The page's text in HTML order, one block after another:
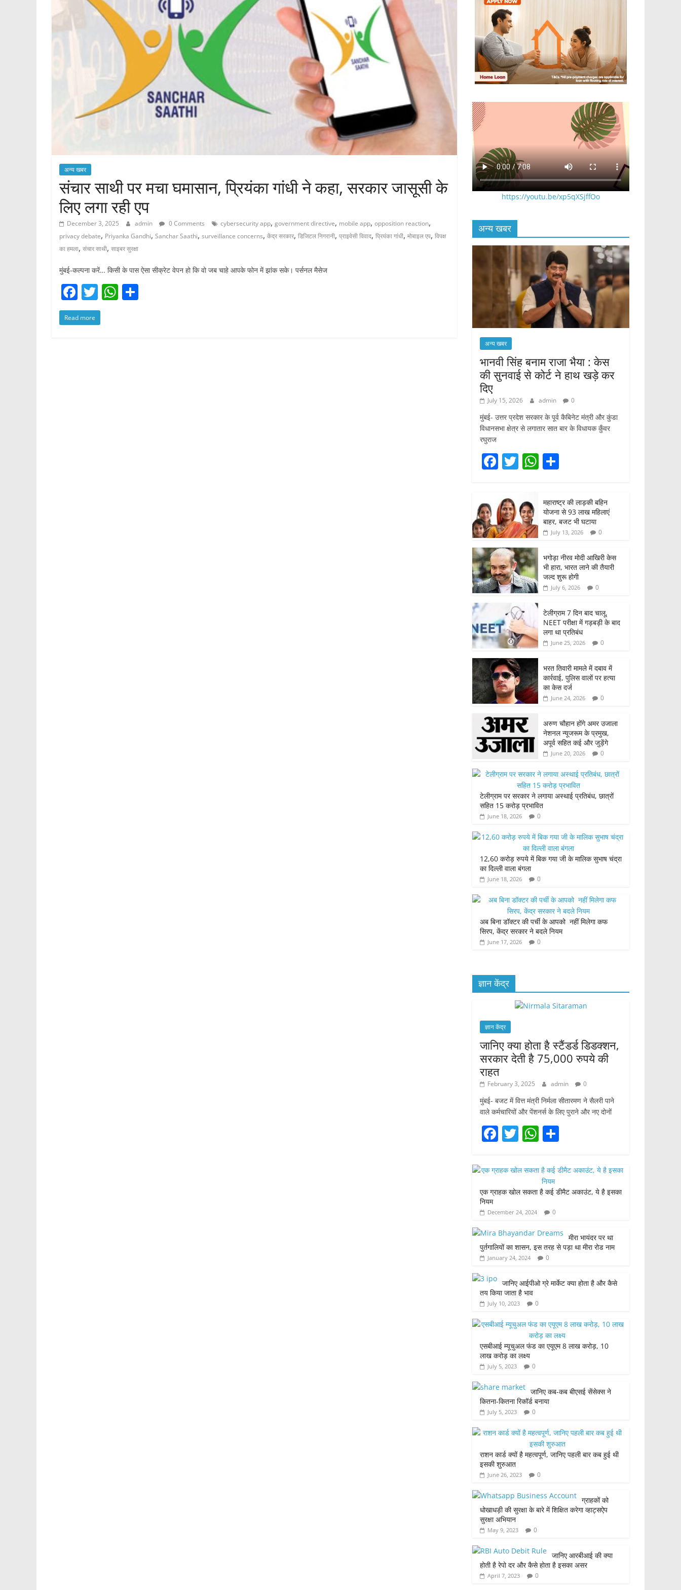
अन्य खबर
संचार साथी पर मचा घमासान, प्रियंका गांधी ने कहा, सरकार जासूसी के
लिए लगा रही एप
December 3, 2025 admin 0 Comments cybersecurity app, government directive, mobile app, opposition reaction,
privacy debate, Priyanka Gandhi, Sanchar Saathi, surveillance concerns, केंद्र सरकार, डिजिटल निगरानी, प्राइवेसी विवाद, प्रियंका गांधी, मोबाइल एप, विपक्ष
का हमला, संचार साथी, साइबर सुरक्षा
मुंबई-कल्पना करें… किसी के पास ऐसा सीक्रेट वेपन हो कि वो जब चाहे आपके फोन में झांक सके। पर्सनल मैसेज
F
a
c
T
w
itt
W
Read more
https://youtu.be/xp5qXSjffOo
अन्य खबर
अन्य खबर
भानवी सिंह बनाम राजा भैया : केस
की सुनवाई से कोर्ट ने हाथ खड़े कर
दिए
July 15, 2026 admin 0
मुंबई- उत्तर प्रदेश सरकार के पूर्व कैबिनेट मंत्री और कुंडा
विधानसभा क्षेत्र से लगातार सात बार के विधायक कुँवर
रघुराज
F
c
e
b
o
o
k
T
er
W
s
A
p
p
ar
e
महाराष्ट्र की लाड़की बहिन
योजना से 93 लाख महिलाएं
बाहर, बजट भी घटाया
July 13, 2026 0
भगोड़ा नीरव मोदी आखिरी केस
भी हारा, भारत लाने की तैयारी
जल्द शुरू होगी
July 6, 2026 0
टेलीग्राम 7 दिन बाद चालू,
NEET परीक्षा में गड़बड़ी के बाद
लगा था प्रतिबंध
June 25, 2026 0
भरत तिवारी मामले में दबाव में
कार्रवाई, पुलिस वालों पर हत्या
का केस दर्ज
June 24, 2026 0
अरुण चौहान होंगे अमर उजाला
नेशनल न्यूजरूम के प्रमुख,
अपूर्व सहित कई और जुड़ेंगे
June 20, 2026 0
टेलीग्राम पर सरकार ने लगाया अस्थाई प्रतिबंध, छात्रों
सहित 15 करोड़ प्रभावित
June 18, 2026 0
12,60 करोड़ रुपये में बिक गया जी के मालिक सुभाष चंद्रा
का दिल्ली वाला बंगला
June 18, 2026 0
अब बिना डॉक्टर की पर्ची के आपको नहीं मिलेगा कफ
सिरप, केंद्र सरकार ने बदले नियम
June 17, 2026 0
ज्ञान केंद्र
ज्ञान केंद्र
जानिए क्या होता है स्टैंडर्ड डिडक्शन,
सरकार देती है 75,000 रुपये की
राहत
February 3, 2025 admin 0
मुंबई- बजट में वित्त मंत्री निर्मला सीतारमण ने सैलरी पाने
वाले कर्मचारियों और पेंशनर्स के लिए पुराने और नए दोनों
F
c
b
o
o
k
T
itt
W
at
s
A
p
p
ar
e
एक ग्राहक खोल सकता है कई डीमैट अकाउंट, ये है इसका
नियम
December 24, 2024 0
मीरा भायंदर पर था
पुर्तगालियों का शासन, इस तरह से पड़ा था मीरा रोड नाम
January 24, 2024 0
जानिए आईपीओ ग्रे मार्केट क्या होता है और कैसे
तय किया जाता है भाव
July 10, 2023 0
एसबीआई म्यूचुअल फंड का एयूएम 8 लाख करोड़, 10
लाख करोड़ का लक्ष्य
July 5, 2023 0
जानिए कब-कब बीएसई सेंसेक्स ने
कितना-कितना रिकॉर्ड बनाया
July 5, 2023 0
राशन कार्ड क्यों है महत्वपूर्ण, जानिए पहली बार कब हुई थी
इसकी शुरुआत
June 26, 2023 0
ग्राहकों को
धोखाधड़ी की सुरक्षा के बारे में शिक्षित करेगा व्हाट्सऐप
सुरक्षा अभियान
May 9, 2023 0
जानिए आरबीआई की क्या
होती है रेपो दर और कैसे होता है इसका असर
April 7, 2023 0